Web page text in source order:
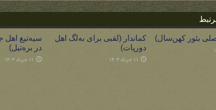
بئور کهن‌سال)
کماندار (لقبی برای به‌لگ اهل
دوریات)
۱۱ خرداد ۱۴۰۳
سیه‌تیغ اهل
در بره‌تیل)
۱۱ خرداد ۱۴۰۳